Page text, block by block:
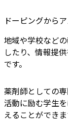
ドーピングから
地域や学校など
したり、情報提
です。
薬剤師としての
活動に励む学生
えることができま